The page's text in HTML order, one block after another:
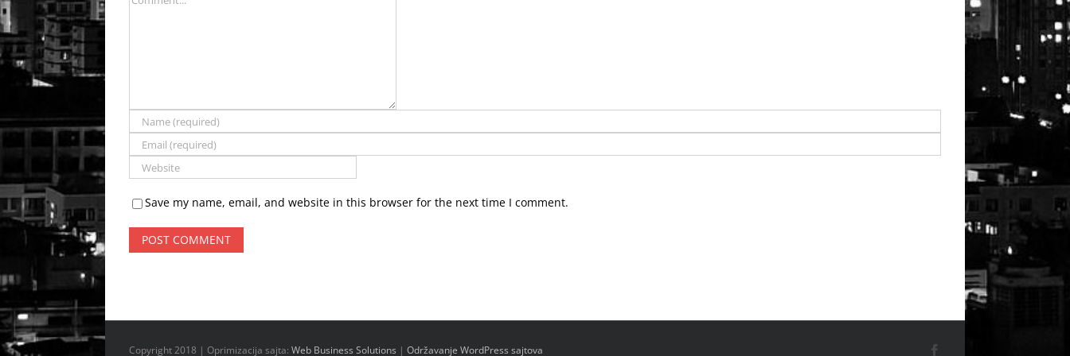
Save my name, email, and website in this browser for the next time I comment.
Copyright 2018 | Oprimizacija sajta: Web Business Solutions | Održavanje WordPress sajtova